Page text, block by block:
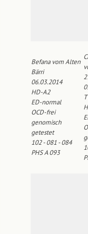
Befana vom Alten
Bärri
06.03.2014
HD-A2
ED-normal
OCD-frei
genomisch
getestet
102 - 081 - 084
PHS A 093